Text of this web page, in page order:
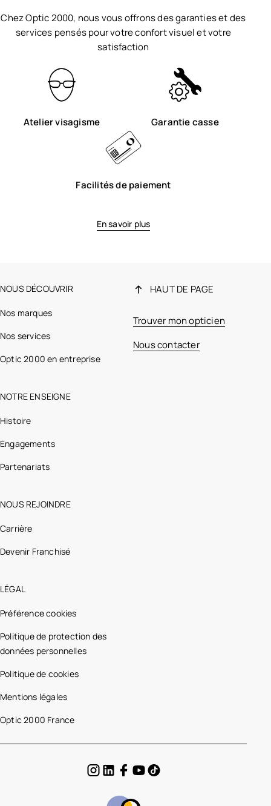
Chez Optic 2000, nous vous offrons des garanties et des
services pensés pour votre confort visuel et votre
satisfaction
Atelier visagisme Garantie casse
Facilités de paiement
En savoir plus
NOUS DÉCOUVRIR
Nos marques
Nos services
Optic 2000 en entreprise
NOTRE ENSEIGNE
Histoire
Engagements
Partenariats
NOUS REJOINDRE
Carrière
Devenir Franchisé
LÉGAL
Préférence cookies
Politique de protection des
données personnelles
Politique de cookies
Mentions légales
Optic 2000 France
HAUT DE PAGE
Trouver mon opticien
Nous contacter